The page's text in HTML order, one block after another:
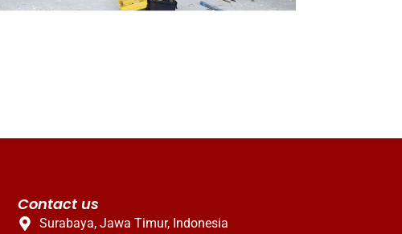
Contact us
Surabaya, Jawa Timur, Indonesia